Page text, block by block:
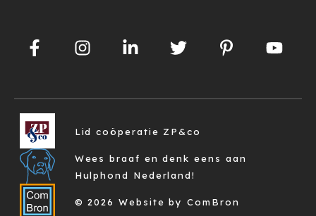
Lid coöperatie ZP&co
Wees braaf en denk eens aan
Hulphond Nederland!
© 2026 Website by ComBron